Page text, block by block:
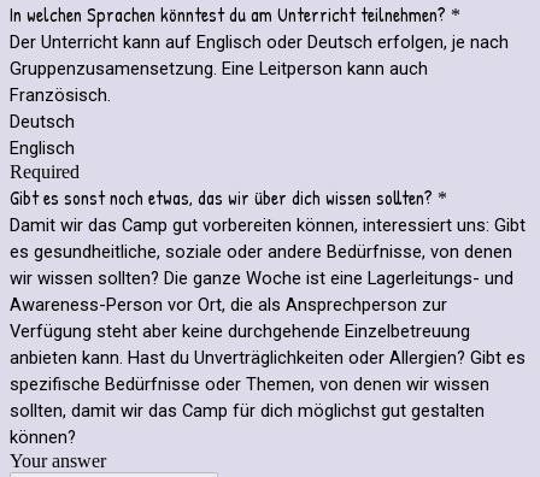
In welchen Sprachen könntest du am Unterricht teilnehmen? *
Der Unterricht kann auf Englisch oder Deutsch erfolgen, je nach
Gruppenzusamensetzung. Eine Leitperson kann auch
Französisch.
Deutsch
Englisch
Required
Gibt es sonst noch etwas, das wir über dich wissen sollten? *
Damit wir das Camp gut vorbereiten können, interessiert uns: Gibt
es gesundheitliche, soziale oder andere Bedürfnisse, von denen
wir wissen sollten? Die ganze Woche ist eine Lagerleitungs- und
Awareness-Person vor Ort, die als Ansprechperson zur
Verfügung steht aber keine durchgehende Einzelbetreuung
anbieten kann. Hast du Unverträglichkeiten oder Allergien? Gibt es
spezifische Bedürfnisse oder Themen, von denen wir wissen
sollten, damit wir das Camp für dich möglichst gut gestalten
können?
Your answer